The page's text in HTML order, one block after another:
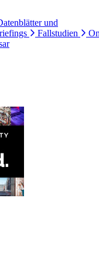
und
Fallstudien